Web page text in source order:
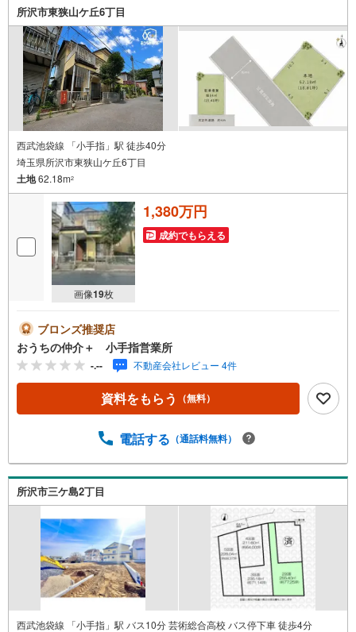
所沢市東狭山ケ丘6丁目
西武池袋線 「小手指」駅 徒歩40分
埼玉県所沢市東狭山ケ丘6丁目
土地62.18m2
画像19枚
1,380万円
成約でもらえる
ブロンズ推奨店
おうちの仲介＋ 小手指営業所
-.-- 不動産会社レビュー 4件
資料をもらう （無料）
電話する （通話料無料）
所沢市三ケ島2丁目
西武池袋線 「小手指」駅 バス10分 芸術総合高校 バス停下車 徒歩4分